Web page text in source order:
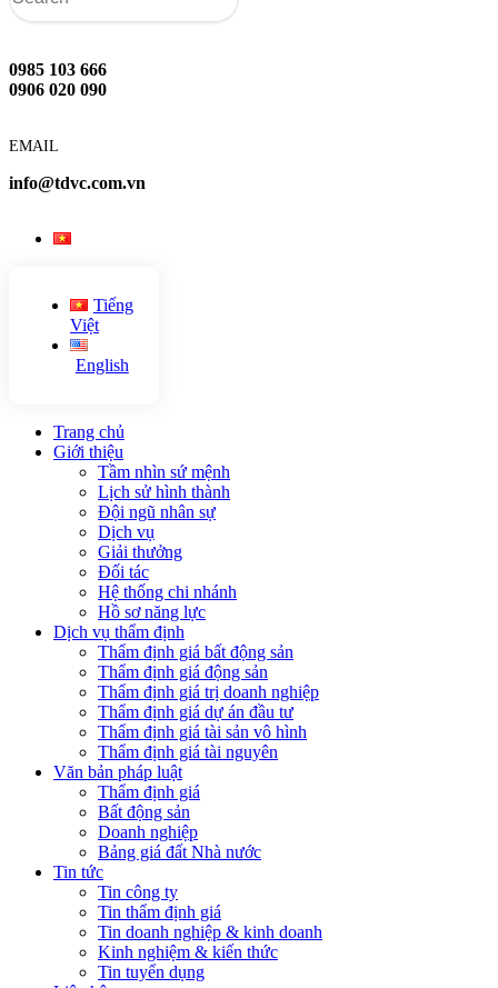
0985 103 666
0906 020 090
EMAIL
info@tdvc.com.vn
Tiếng
Việt
English
Trang chủ
Giới thiệu
Tầm nhìn sứ mệnh
Lịch sử hình thành
Đội ngũ nhân sự
Dịch vụ
Giải thưởng
Đối tác
Hệ thống chi nhánh
Hồ sơ năng lực
Dịch vụ thẩm định
Thẩm định giá bất động sản
Thẩm định giá động sản
Thẩm định giá trị doanh nghiệp
Thẩm định giá dự án đầu tư
Thẩm định giá tài sản vô hình
Thẩm định giá tài nguyên
Văn bản pháp luật
Thẩm định giá
Bất động sản
Doanh nghiệp
Bảng giá đất Nhà nước
Tin tức
Tin công ty
Tin thẩm định giá
Tin doanh nghiệp & kinh doanh
Kinh nghiệm & kiến thức
Tin tuyển dụng